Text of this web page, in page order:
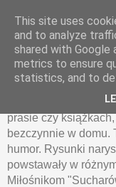
Humoryski, czyli
Łanieckiego.
Wiele z
prasie czy
bezczynnie w domu.
humor. Rysunki
powstawały w
Miłośnikom
This site uses
and to analyze
shared with Google
metrics to ensure
statistics, and to